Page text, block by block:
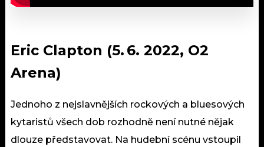
Eric Clapton (5. 6. 2022, O2
Arena)
Jednoho z nejslavnějších rockových a bluesových
kytaristů všech dob rozhodně není nutné nějak
dlouze představovat. Na hudební scénu vstoupil